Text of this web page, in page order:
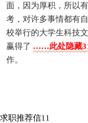
面，因为厚积，所以
考，对许多事情都有
校举行的大学生科技
赢得了 ……此处隐藏
作。
求职推荐信11